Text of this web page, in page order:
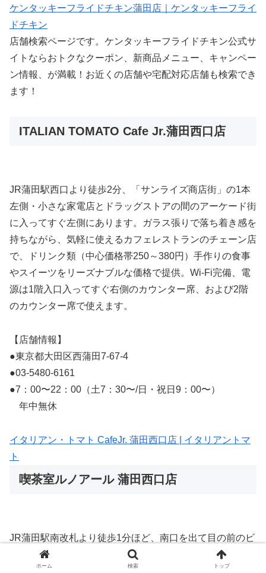
ケンタッキーフライドチキン蒲田店｜ケンタッキーフライ
ドチキン
店舗検索ページです。ケンタッキーフライドチキン公式サ
イトならおトクなクーポン、新商品メニュー、キャンペー
ン情報、が満載！お近くの店舗や宅配対応店舗も検索でき
ます！
ITALIAN TOMATO Cafe Jr.蒲田西口店
JR蒲田駅西口より徒歩2分、「サンライズ商店街」の1本
左側・小さな家電店とドラッグストアの間のアーケード街
に入ってすぐ左側にあります。ガラス張りで落ち着き感を
持ちながら、気軽に使えるカフェレストランのチェーン店
で、ドリンク類（中心価格帯250～380円）手作りの食事
やスイーツをリーズナブルな価格で提供。Wi-Fi完備、電
源は1階入口入ってすぐ右側のカウンター席、および2階
のカウンター席で使えます。
【店舗情報】
●東京都大田区西蒲田7-67-4
●03-5480-6161
●7：00〜22：00（土7：30〜/日・祝日9：00〜）
年中無休
イタリアン・トマト CafeJr. 蒲田西口店 | イタリアントマ
ト
喫茶室ルノアール 蒲田西口店
JR蒲田駅南改札より徒歩1分ほど、南口を出て目の前のビ
ル2階にある、大正レトロと上品を合わせた落ち着いた空
気感の大手カフェチェーン店です。明るく広々とした店内
ホーム 検索 トップ